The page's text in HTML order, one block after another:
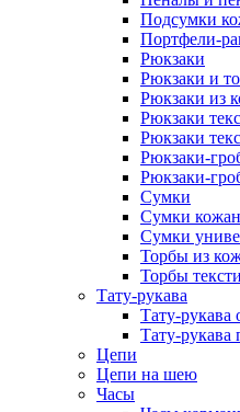
Подсумки
Портфели-
Рюкзаки
Рюкзаки и
Рюкзаки из
Рюкзаки
Рюкзаки
Рюкзаки-
Рюкзаки-
Сумки
Сумки
Сумки
Торбы из
Торбы
Тату-рукава
Тату-рукава
Тату-рукава
Цепи
Цепи на шею
Часы